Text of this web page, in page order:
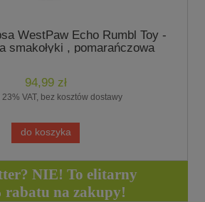
WestPaw Echo Rumbl Toy -
smakołyki , pomarańczowa
94,99 zł
VAT, bez kosztów dostawy
do koszyka
NIE! To elitarny
rabatu na zakupy!